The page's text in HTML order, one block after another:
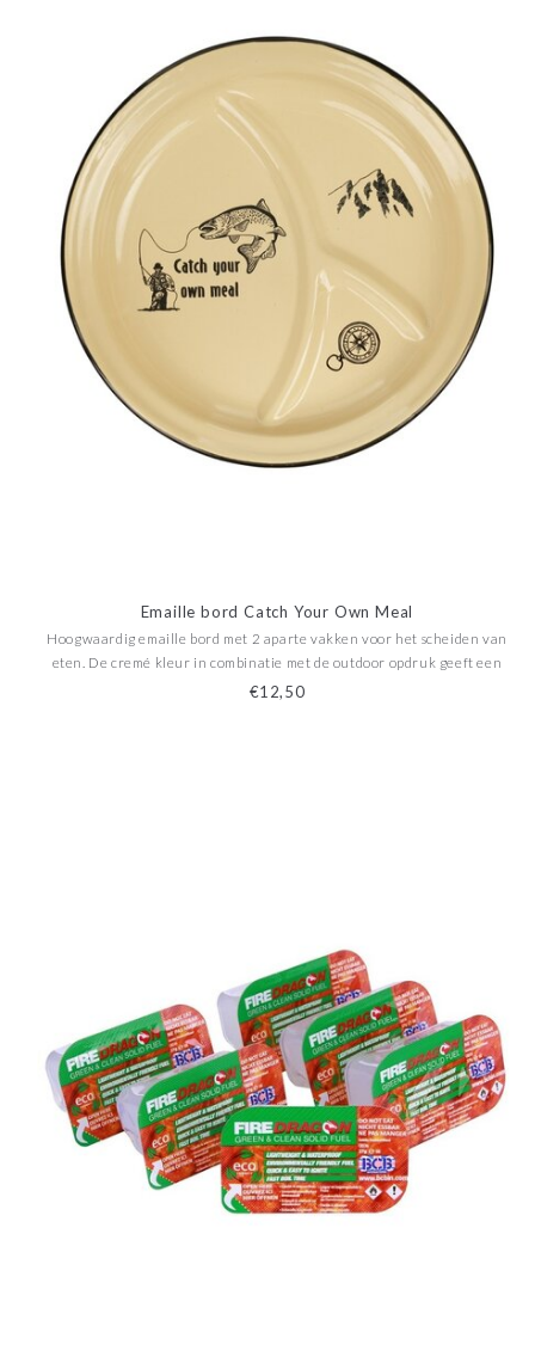
Emaille bord Catch Your Own Meal
Hoogwaardig emaille bord met 2 aparte vakken voor het scheiden van
eten. De cremé kleur in combinatie met de outdoor opdruk geeft een
prachtige uitstraling en past helemaal thuis in de outdoor scene. Leuk
€12,50